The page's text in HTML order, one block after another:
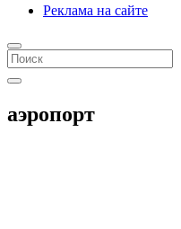
Реклама на сайте
аэропорт